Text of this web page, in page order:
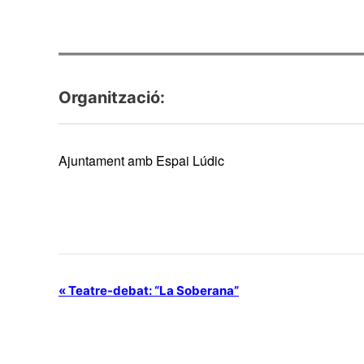
Organització:
Ajuntament amb Espai Lúdic
N
«Teatre-debat: “La Soberana”